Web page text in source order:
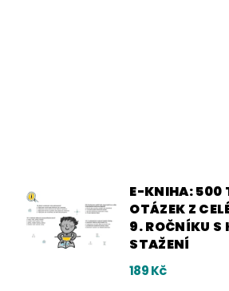
E-KNIHA: 500
OTÁZEK Z
9. ROČNÍKU S
STAŽENÍ
189 Kč